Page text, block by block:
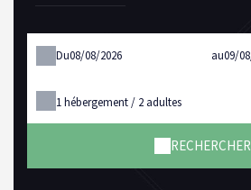
Du au
1hébergement / 2 adultes
RECHERCHER